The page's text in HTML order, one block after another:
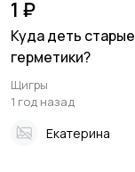
1 ₽
Куда деть старые
герметики?
Щигры
1 год назад
Екатерина